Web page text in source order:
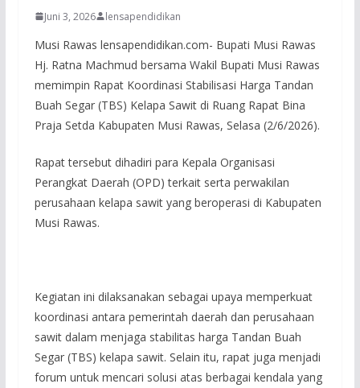
Juni 3, 2026 lensapendidikan
Musi Rawas lensapendidikan.com- Bupati Musi Rawas
Hj. Ratna Machmud bersama Wakil Bupati Musi Rawas
memimpin Rapat Koordinasi Stabilisasi Harga Tandan
Buah Segar (TBS) Kelapa Sawit di Ruang Rapat Bina
Praja Setda Kabupaten Musi Rawas, Selasa (2/6/2026).
Rapat tersebut dihadiri para Kepala Organisasi
Perangkat Daerah (OPD) terkait serta perwakilan
perusahaan kelapa sawit yang beroperasi di Kabupaten
Musi Rawas.
‎Kegiatan ini dilaksanakan sebagai upaya memperkuat
koordinasi antara pemerintah daerah dan perusahaan
sawit dalam menjaga stabilitas harga Tandan Buah
Segar (TBS) kelapa sawit. Selain itu, rapat juga menjadi
forum untuk mencari solusi atas berbagai kendala yang